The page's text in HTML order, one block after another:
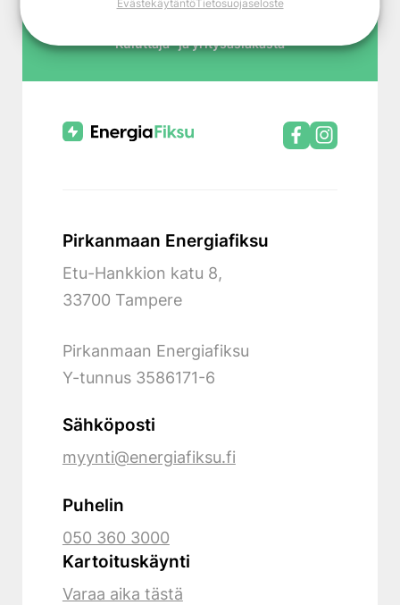
EvästekäytäntöTietosuojaseloste
+ 10 000
Kuluttaja- ja yritysasiakasta
Pirkanmaan Energiafiksu
Etu-Hankkion katu 8,
33700 Tampere
Pirkanmaan Energiafiksu
Y-tunnus 3586171-6
Sähköposti
myynti@energiafiksu.fi
Puhelin
050 360 3000
Kartoituskäynti
Varaa aika tästä